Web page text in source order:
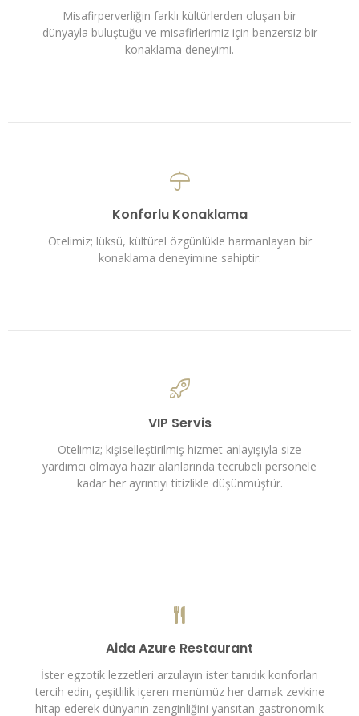
Misafirperverliğin farklı kültürlerden oluşan bir
dünyayla buluştuğu ve misafirlerimiz için benzersiz bir
konaklama deneyimi.
Konforlu Konaklama
Otelimiz; lüksü, kültürel özgünlükle harmanlayan bir
konaklama deneyimine sahiptir.
VIP Servis
Otelimiz; kişiselleştirilmiş hizmet anlayışıyla size
yardımcı olmaya hazır alanlarında tecrübeli personele
kadar her ayrıntıyı titizlikle düşünmüştür.
Aida Azure Restaurant
İster egzotik lezzetleri arzulayın ister tanıdık konforları
tercih edin, çeşitlilik içeren menümüz her damak zevkine
hitap ederek dünyanın zenginliğini yansıtan gastronomik